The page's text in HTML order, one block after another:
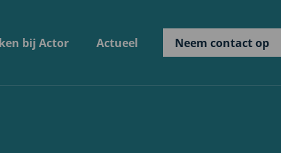
bij Actor Actueel Neem contact op